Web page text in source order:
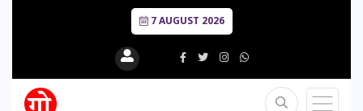
7 AUGUST 2026